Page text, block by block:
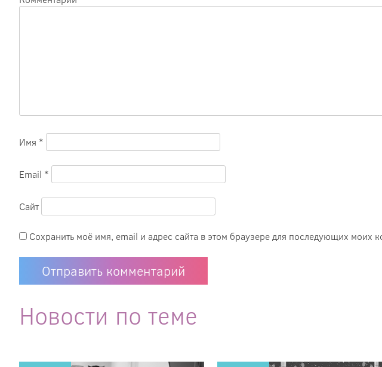
Имя *
Email *
Сайт
Сохранить моё имя, email и адрес сайта в этом браузере для последующих моих
Новости по теме